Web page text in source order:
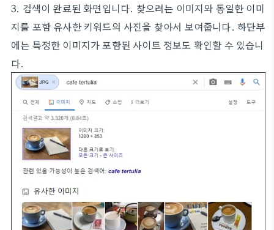
3. 검색이 완료된 화면입니다. 찾으려는 이미지와 동일한 이미
지를 포함 유사한 키워드의 사진을 찾아서 보여줍니다. 하단부
에는 특정한 이미지가 포함된 사이트 정보도 확인할 수 있습니
다.